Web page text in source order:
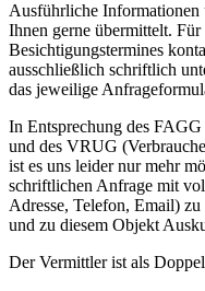
Ausführliche Informationen
Ihnen gerne übermittelt.
Besichtigungstermines
ausschließlich schriftlich
das jeweilige
In Entsprechung des
und des VRUG
ist es uns leider nur mehr
schriftlichen Anfrage mit
Adresse, Telefon, Email)
und zu diesem Objekt
Der Vermittler ist als